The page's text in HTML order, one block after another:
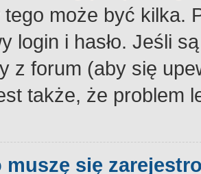
tego może być kilka.
login i hasło. Jeśli
z forum (aby się
także, że problem
muszę się